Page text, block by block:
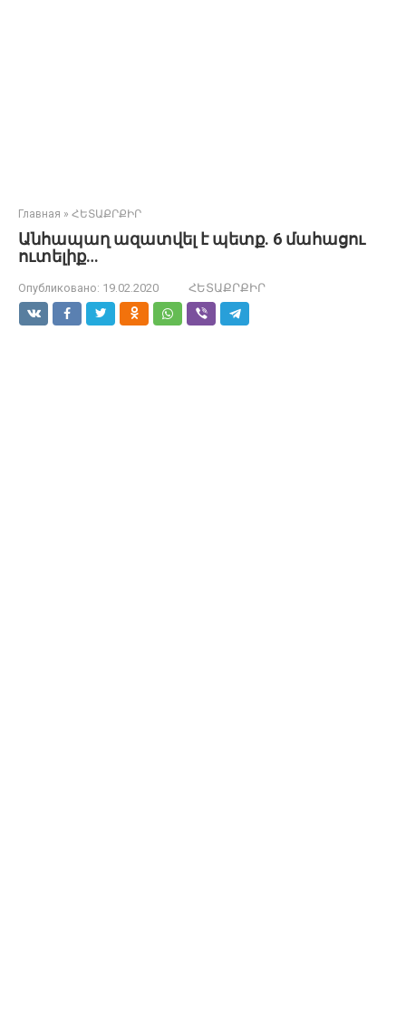
Главная » ՀԵՏԱՔՐՔԻՐ
Անհապաղ ազատվել է պետք. 6 մահացու
ուտելիք…
Опубликовано: 19.02.2020 ՀԵՏԱՔՐՔԻՐ